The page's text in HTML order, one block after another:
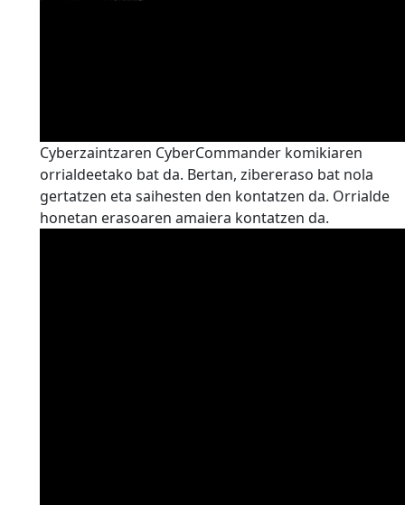
Cyberzaintzaren CyberCommander komikiaren
orrialdeetako bat da. Bertan, zibereraso bat nola
gertatzen eta saihesten den kontatzen da. Orrialde
honetan erasoaren amaiera kontatzen da.